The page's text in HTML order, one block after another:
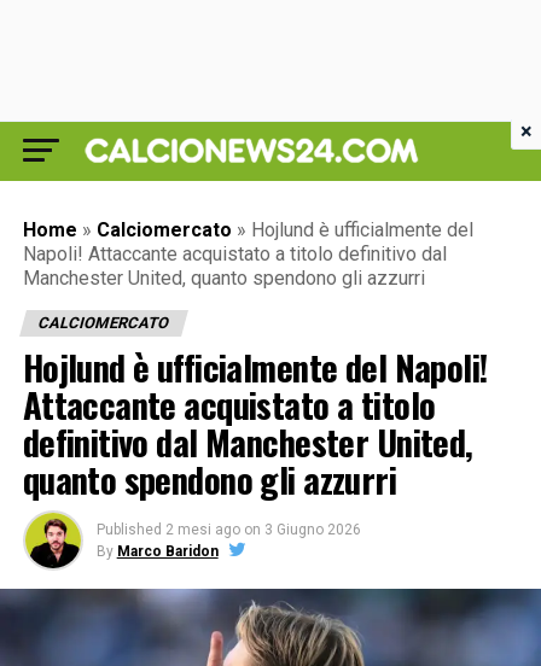
Home » Calciomercato » Hojlund è ufficialmente del
Napoli! Attaccante acquistato a titolo definitivo dal
Manchester United, quanto spendono gli azzurri
CALCIOMERCATO
Hojlund è ufficialmente del Napoli!
Attaccante acquistato a titolo
definitivo dal Manchester United,
quanto spendono gli azzurri
Published 2 mesi ago on 3 Giugno 2026
By Marco Baridon
×